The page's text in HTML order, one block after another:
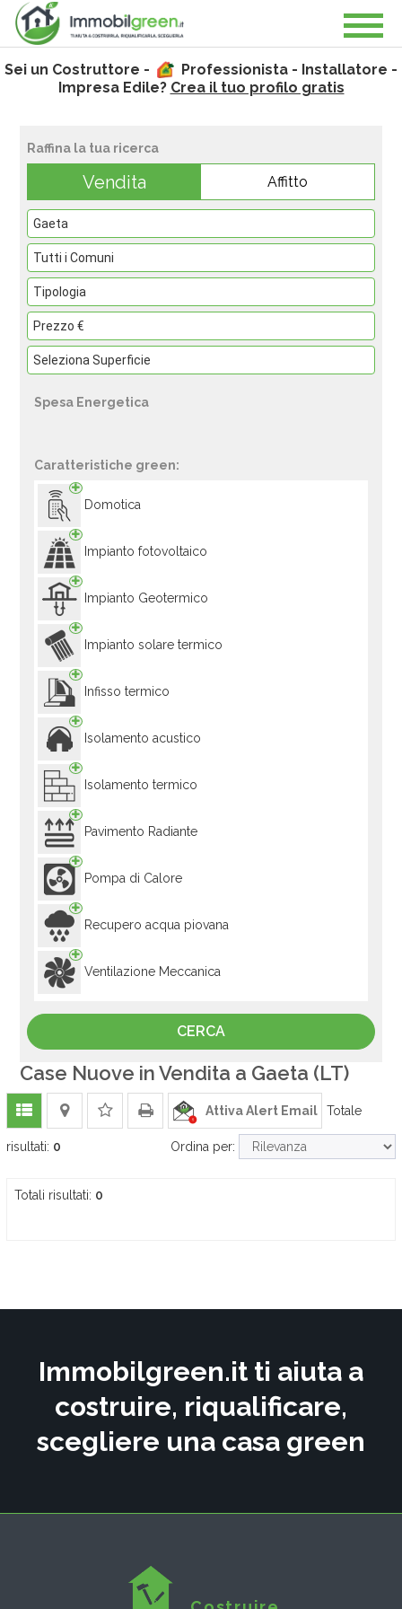
Sei un Costruttore -
Professionista - Installatore -
Impresa Edile? Crea il tuo profilo gratis
Raffina la tua ricerca
Vendita Affitto
Spesa Energetica
Caratteristiche green:
Domotica
Impianto fotovoltaico
Impianto Geotermico
Impianto solare termico
Infisso termico
Isolamento acustico
Isolamento termico
Pavimento Radiante
Pompa di Calore
Recupero acqua piovana
Ventilazione Meccanica
Case Nuove in Vendita a Gaeta (LT)
Attiva Alert Email Totale
risultati: 0 Ordina per:
Totali risultati: 0
Immobilgreen.it ti aiuta a
costruire, riqualificare,
scegliere una casa green